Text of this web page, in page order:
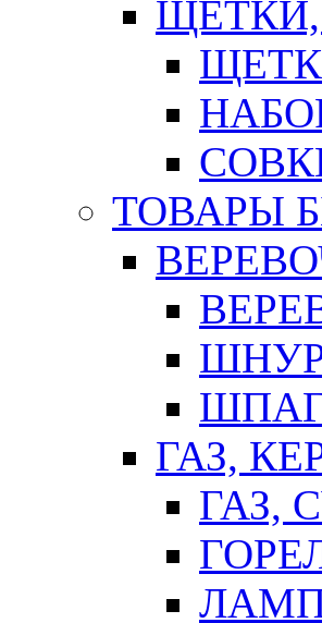
ТОВАРЫ
ГАЗ,
ГАЗ,